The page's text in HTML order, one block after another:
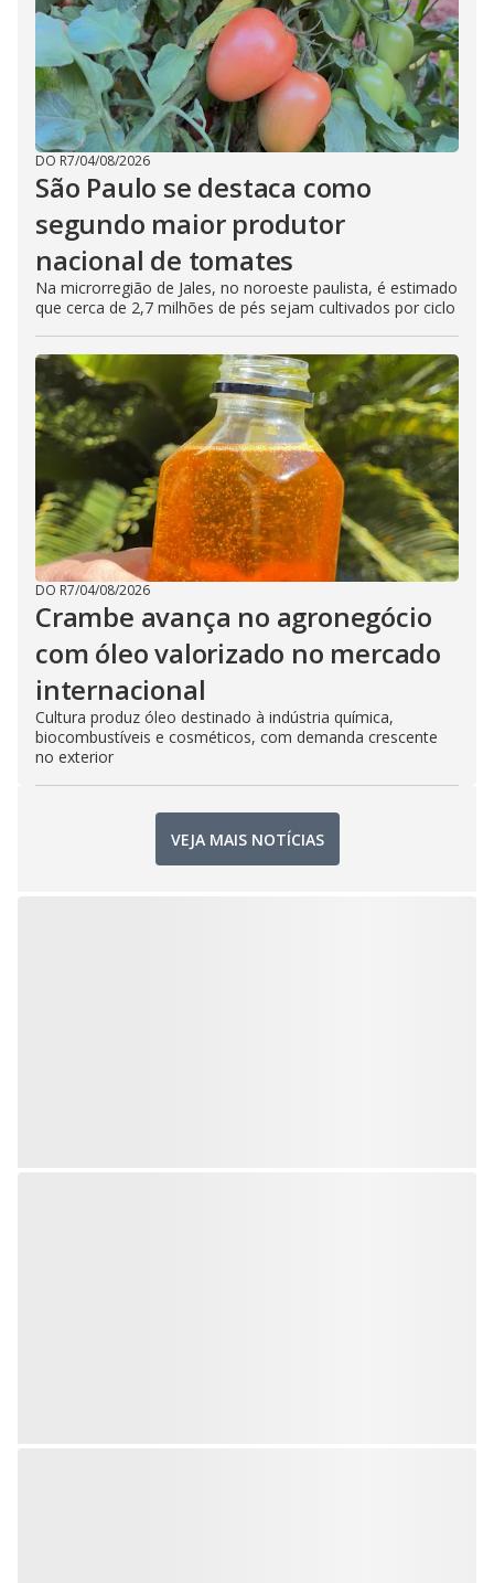
DO R7/04/08/2026
São Paulo se destaca como
segundo maior produtor
nacional de tomates
Na microrregião de Jales, no noroeste paulista, é estimado
que cerca de 2,7 milhões de pés sejam cultivados por ciclo
DO R7/04/08/2026
Crambe avança no agronegócio
com óleo valorizado no mercado
internacional
Cultura produz óleo destinado à indústria química,
biocombustíveis e cosméticos, com demanda crescente
no exterior
VEJA MAIS NOTÍCIAS